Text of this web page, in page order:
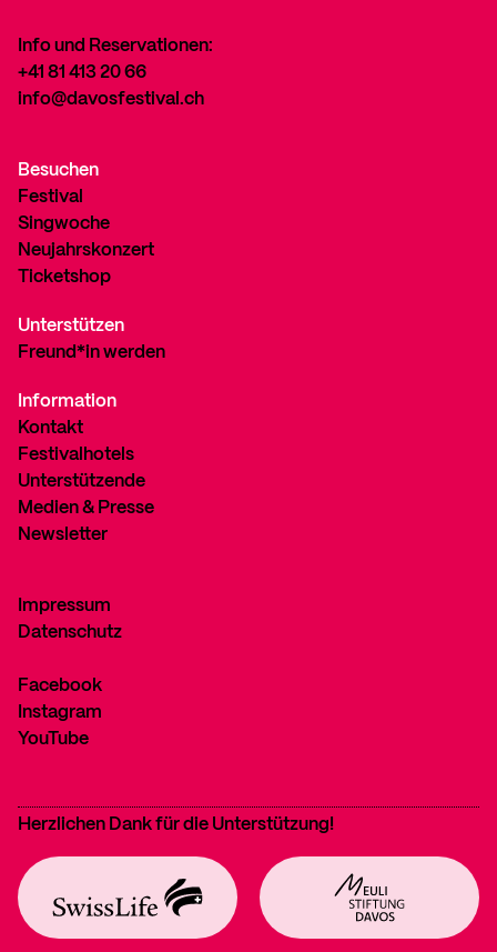
Info und Reservationen:
+41 81 413 20 66
info@davosfestival.ch
Besuchen
Festival
Singwoche
Neujahrskonzert
Ticketshop
Unterstützen
Freund*in werden
Information
Kontakt
Festivalhotels
Unterstützende
Medien & Presse
Newsletter
Impressum
Datenschutz
Facebook
Instagram
YouTube
Herzlichen Dank für die Unterstützung!